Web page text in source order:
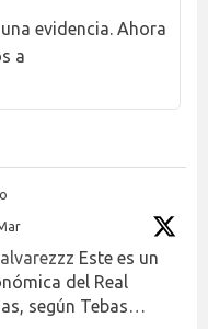
evidencia. Ahora
a
Este es un
del Real
según Tebas…